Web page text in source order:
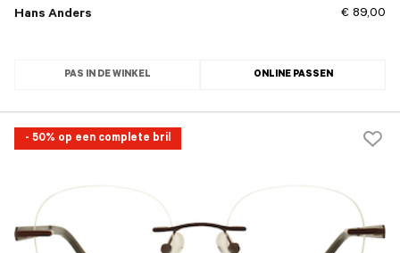
Hans Anders
€ 89,00
PAS IN DE WINKEL ONLINE PASSEN
- 50% op een complete bril